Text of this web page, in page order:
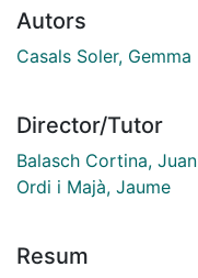
Autors
Casals Soler, Gemma
Director/Tutor
Balasch Cortina, Juan
Ordi i Majà, Jaume
Resum